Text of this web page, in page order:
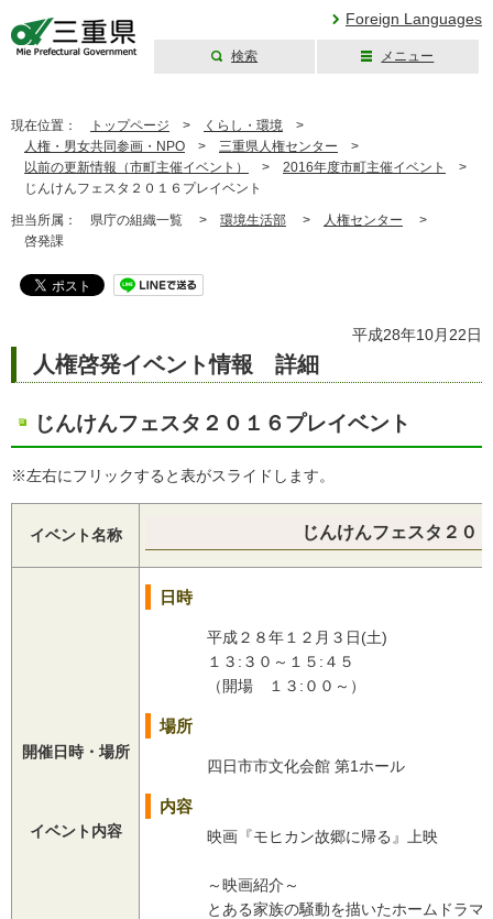
Foreign Languages
検索 メニュー
現在位置： トップページ > くらし・環境 >
人権・男女共同参画・NPO > 三重県人権センター >
以前の更新情報（市町主催イベント）
> 2016年度市町主催イベント
>
じんけんフェスタ２０１６プレイベント
担当所属： 県庁の組織一覧 > 環境生活部 > 人権センター >
啓発課
平成28年10月22日
人権啓発イベント情報 詳細
じんけんフェスタ２０１６プレイベント
※左右にフリックすると表がスライドします。
イベント名称 じんけんフェスタ２０
開催日時・場所
イベント内容
日時
平成２８年１２月３日(土)
１３:３０～１５:４５
（開場 １３:００～）
場所
四日市市文化会館 第1ホール
内容
映画『モヒカン故郷に帰る』上映
～映画紹介～
とある家族の騒動を描いたホームドラマで